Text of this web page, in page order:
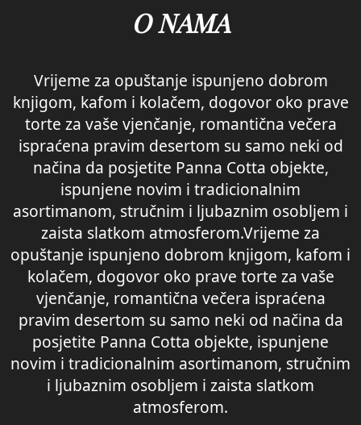
O NAMA
Vrijeme za opuštanje ispunjeno dobrom
knjigom, kafom i kolačem, dogovor oko prave
torte za vaše vjenčanje, romantična večera
ispraćena pravim desertom su samo neki od
načina da posjetite Panna Cotta objekte,
ispunjene novim i tradicionalnim
asortimanom, stručnim i ljubaznim osobljem i
zaista slatkom atmosferom.Vrijeme za
opuštanje ispunjeno dobrom knjigom, kafom i
kolačem, dogovor oko prave torte za vaše
vjenčanje, romantična večera ispraćena
pravim desertom su samo neki od načina da
posjetite Panna Cotta objekte, ispunjene
novim i tradicionalnim asortimanom, stručnim
i ljubaznim osobljem i zaista slatkom
atmosferom.